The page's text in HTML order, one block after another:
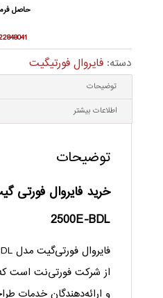
حاصل
دسته: فایروال فورتیگیت
توضیحات
اطلاعات بیشتر
توضیحات
2500E-BDL
از شرکت فورتی‌نت است
و ارائه‌دهندگان خدمات